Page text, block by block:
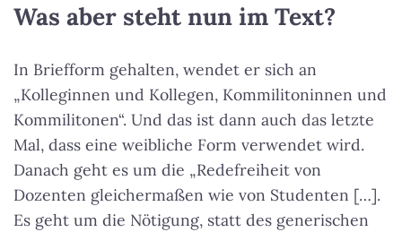
Was aber steht nun im Text?
In Briefform gehalten, wendet er sich an
„Kolleginnen und Kollegen, Kommilitoninnen und
Kommilitonen“. Und das ist dann auch das letzte
Mal, dass eine weibliche Form verwendet wird.
Danach geht es um die „Redefreiheit von
Dozenten gleichermaßen wie von Studenten […].
Es geht um die Nötigung, statt des generischen